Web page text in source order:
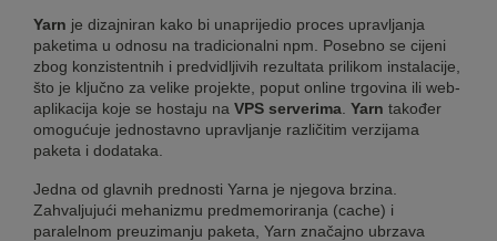
Yarn je dizajniran kako bi unaprijedio proces upravljanja
paketima u odnosu na tradicionalni npm. Posebno se cijeni
zbog konzistentnih i predvidljivih rezultata prilikom instalacije,
što je ključno za velike projekte, poput online trgovina ili web-
aplikacija koje se hostaju na VPS serverima Yarn također
omogućuje jednostavno upravljanje različitim verzijama
paketa i dodataka.
Jedna od glavnih prednosti Yarna je njegova brzina.
Zahvaljujući mehanizmu predmemoriranja (cache) i
paralelnom preuzimanju paketa, Yarn značajno ubrzava